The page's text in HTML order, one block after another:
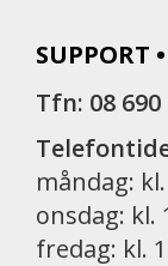
SUPPORT
Tfn: 08 690
måndag:
onsdag: kl.
fredag: kl.